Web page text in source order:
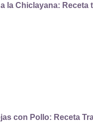
la Chiclayana:
con Pollo: Receta